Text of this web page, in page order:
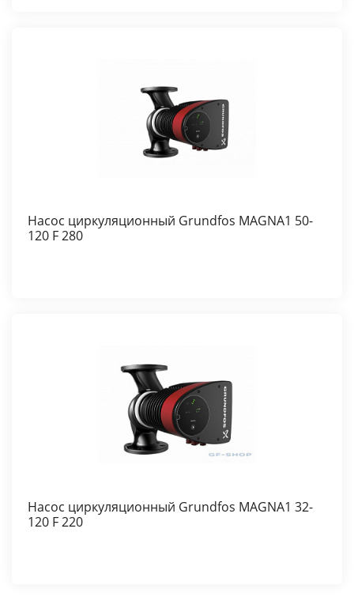
Насос циркуляционный Grundfos MAGNA1 50-
120 F 280
Насос циркуляционный Grundfos MAGNA1 32-
120 F 220